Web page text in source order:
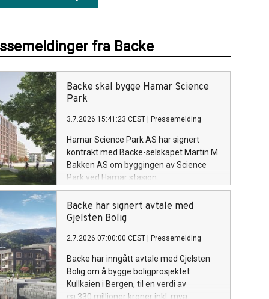
fra Backe
Backe skal bygge Hamar Science
Park
3.7.2026 15:41:23 CEST Pressemelding
Hamar Science Park AS har signert
kontrakt med Backe-selskapet Martin M.
Bakken AS om byggingen av Science
Park ved Hamar stasjon.
Entreprisekontrakten er på i overkant av
én milliard kroner, og byggestart er
planlagt høsten 2026.
Backe har signert avtale med
Gjelsten Bolig
2.7.2026 07:00:00 CEST Pressemelding
Backe har inngått avtale med Gjelsten
Bolig om å bygge boligprosjektet
Kullkaien i Bergen, til en verdi av
ca 330 millioner kroner inkl. mva.